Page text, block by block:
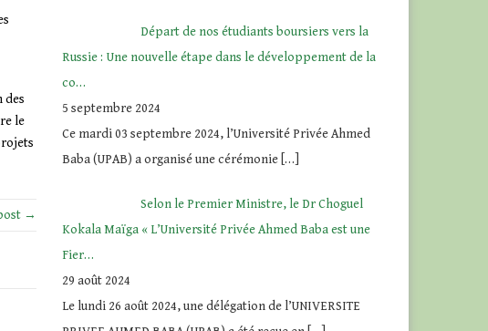
des
le
→
Départ de nos étudiants boursiers vers la
Russie : Une nouvelle étape dans le développement de la
co…
5 septembre 2024
Ce mardi 03 septembre 2024, l’Université Privée Ahmed
Baba (UPAB) a organisé une cérémonie […]
Selon le Premier Ministre, le Dr Choguel
Kokala Maïga « L’Université Privée Ahmed Baba est une
Fier…
29 août 2024
Le lundi 26 août 2024, une délégation de l’UNIVERSITE